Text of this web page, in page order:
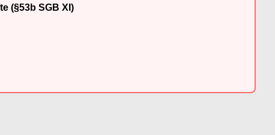
(§53b SGB XI)